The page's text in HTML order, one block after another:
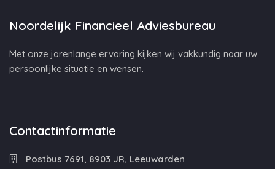
Noordelijk Financieel Adviesbureau
Met onze jarenlange ervaring kijken wij vakkundig naar uw
persoonlijke situatie en wensen.
Contactinformatie
Postbus 7691, 8903 JR, Leeuwarden